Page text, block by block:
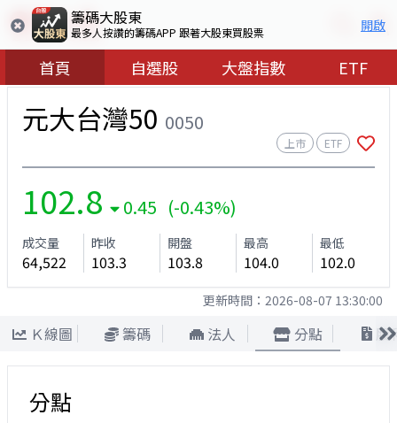
籌碼大股東
最多人按讚的籌碼APP 跟著大股東買股票 開啟
首頁 自選股 大盤指數 ETF
元大台灣50 0050
上市 ETF
102.8 0.45 (-0.43%)
成交量
64,522
昨收
103.3
開盤
103.8
最高
104.0
最低
102.0
更新時間： 2026-08-07 13:30:00
Ｋ線圖 籌碼 法人 分點 股
分點